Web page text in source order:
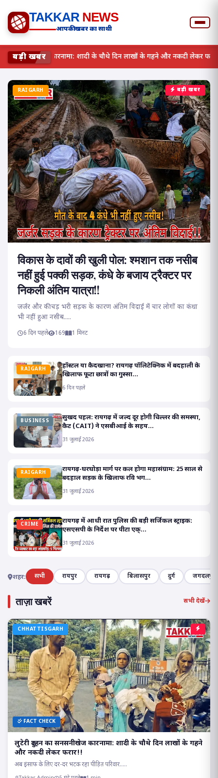
TAKKAR NEWS
आपकी खबर का साथी
बड़ी खबरलुटेरी दुल्हन का सनसनीखेज कारनामा: शादी के चौथे दिन लाखों के गहने
बड़ी खबर
RAIGARH
विकास के दावों की खुली पोल: श्मशान तक नसीब
नहीं हुई पक्की सड़क, कंधे के बजाय ट्रैक्टर पर
निकली अंतिम यात्रा!!
जर्जर और कीचड़ भरी सड़क के कारण अंतिम विदाई में चार लोगों का कंधा
भी नहीं हुआ नसीब.....
6 दिन पहले 169 1 मिनट
RAIGARH
हॉस्टल या कैदखाना? रायगढ़ पॉलिटेक्निक में बदहाली के
खिलाफ फूटा छात्रों का गुस्सा...
6 दिन पहले
BUSINESS
सुखद पहल: रायगढ़ में जल्द दूर होगी चिल्लर की समस्या,
कैट (CAIT) ने एसबीआई के सहय...
31 जुलाई 2026
RAIGARH
रायगढ़-घरघोड़ा मार्ग पर कल होगा महासंग्राम: 25 साल से
बदहाल सड़क के खिलाफ रवि भग...
31 जुलाई 2026
CRIME
रायगढ़ में आधी रात पुलिस की बड़ी सर्जिकल स्ट्राइक:
एसएसपी के निर्देश पर पीटा एक्...
31 जुलाई 2026
शहर: सभी रायपुर रायगढ़ बिलासपुर दुर्ग जगदलपुर
ताज़ा खबरें सभी देखें
CHHATTISGARH
FACT CHECK
लुटेरी दुल्हन का सनसनीखेज कारनामा: शादी के चौथे दिन लाखों के गहने
और नकदी लेकर फरार!!
अब इंसाफ के लिए दर-दर भटक रहा पीड़ित परिवार.....